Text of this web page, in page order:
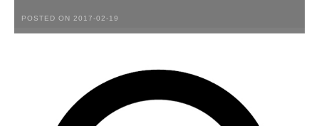
POSTED ON 2017-02-19